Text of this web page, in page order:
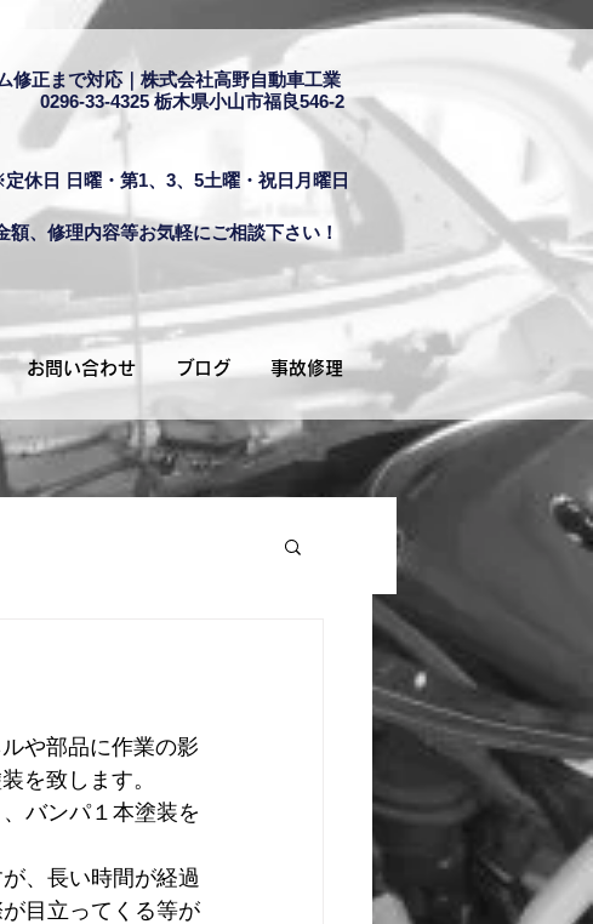
0296-33-4325栃木県小山市福良546-2
正まで対応｜株式会社高野自動車工業
休日 日曜・第1、3、5土曜・祝日月曜日
、修理内容等お気軽にご相談下さい！
お問い合わせ ブログ 事故修理
や部品に作業の影
を致します。
バンパ１本塗装を
、長い時間が経過
目立ってくる等が